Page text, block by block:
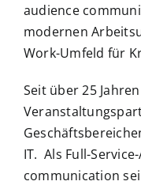
audience
modernen
Work-Umfeld für
Seit über 25
IT. Als Full-
communication